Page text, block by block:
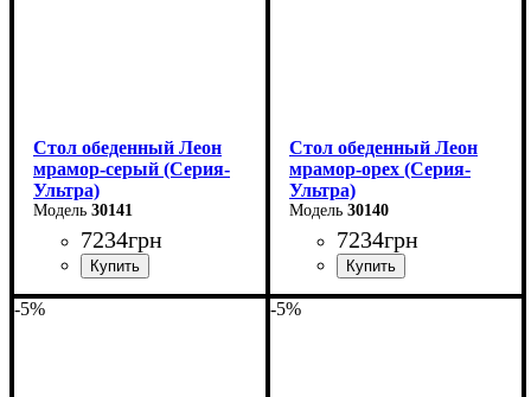
Стол обеденный Леон
мрамор-серый (Серия-
Ультра)
30141
7234грн
Стол обеденный Леон
мрамор-орех (Серия-
Ультра)
30140
7234грн
-5% -5%